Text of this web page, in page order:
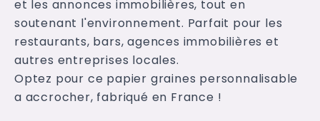
et les annonces immobilières, tout en
soutenant l'environnement. Parfait pour les
restaurants, bars, agences immobilières et
autres entreprises locales.
Optez pour ce papier graines personnalisable
a accrocher, fabriqué en France !